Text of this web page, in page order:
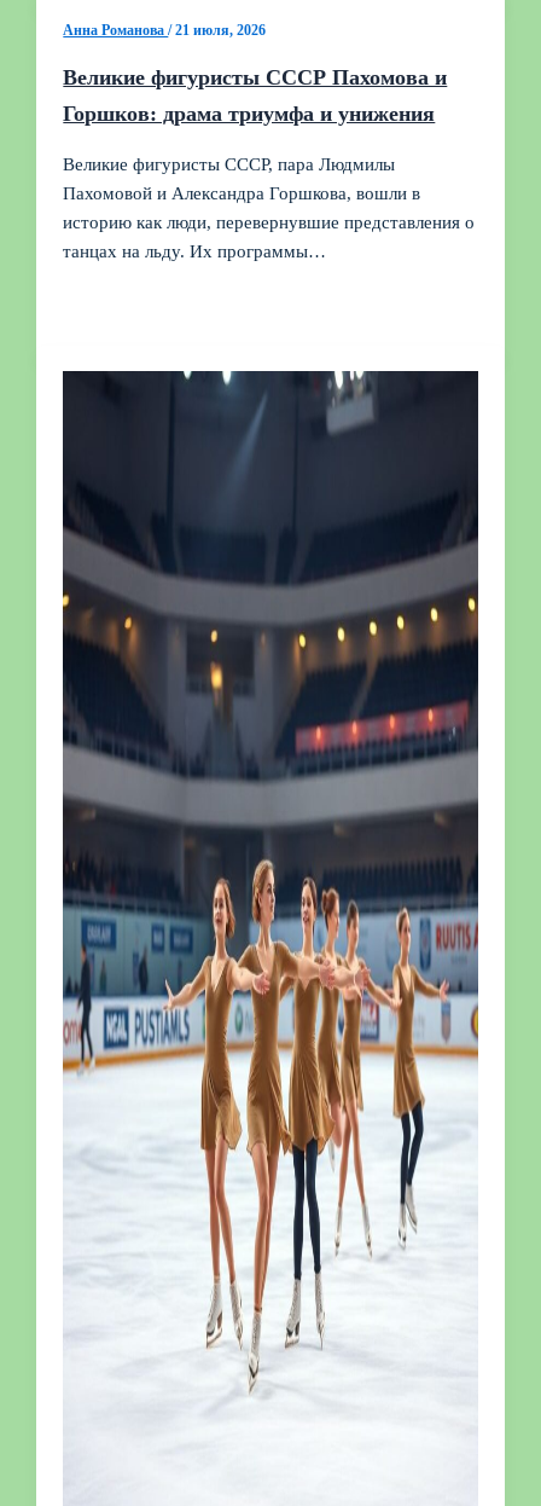
Анна Романова/21 июля, 2026
Великие фигуристы СССР Пахомова и
Горшков: драма триумфа и унижения
Великие фигуристы СССР, пара Людмилы
Пахомовой и Александра Горшкова, вошли в
историю как люди, перевернувшие представления о
танцах на льду. Их программы…